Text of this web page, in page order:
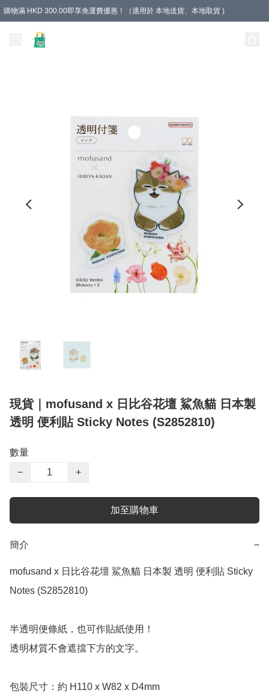
購物滿 HKD 300.00即享免運費優惠！（適用於 本地送貨、本地取貨 )
現貨｜mofusand x 日比谷花壇 鯊魚貓 日本製
透明 便利貼 Sticky Notes (S2852810)
數量
−
+
加至購物車
簡介 −
mofusand x 日比谷花壇 鯊魚貓 日本製 透明 便利貼 Sticky
Notes (S2852810)
半透明便條紙，也可作貼紙使用！
透明材質不會遮擋下方的文字。
包裝尺寸：約 H110 x W82 x D4mm